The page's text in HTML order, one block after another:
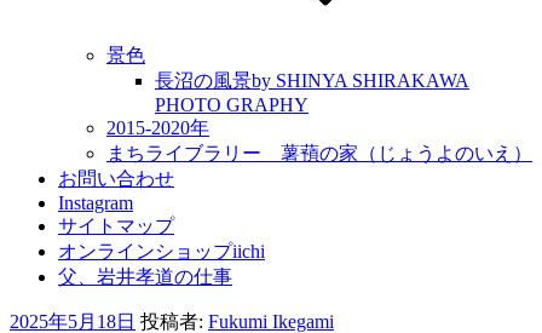
景色
長沼の風景by SHINYA SHIRAKAWA
PHOTO GRAPHY
2015-2020年
まちライブラリー 薯蕷の家（じょうよのいえ）
お問い合わせ
Instagram
サイトマップ
オンラインショップiichi
父、岩井孝道の仕事
投
2025年5月18日 投稿者: Fukumi Ikegami